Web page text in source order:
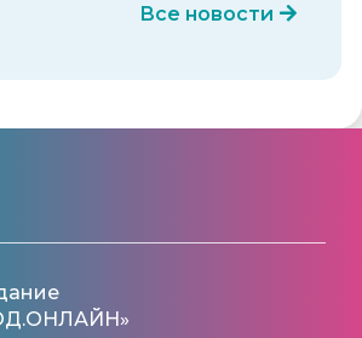
Все новости